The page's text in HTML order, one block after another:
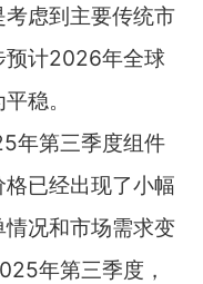
虑到主要传统市
预计2026年全球
稳。
年第三季度组件
已经出现了小幅
情况和市场需求变
年第三季度，